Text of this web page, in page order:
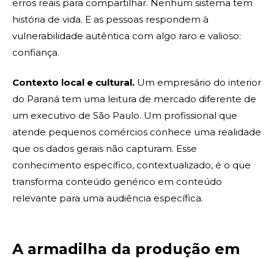
erros reais para compartilhar. Nenhum sistema tem
história de vida. E as pessoas respondem à
vulnerabilidade autêntica com algo raro e valioso:
confiança.
Contexto local e cultural. Um empresário do interior
do Paraná tem uma leitura de mercado diferente de
um executivo de São Paulo. Um profissional que
atende pequenos comércios conhece uma realidade
que os dados gerais não capturam. Esse
conhecimento específico, contextualizado, é o que
transforma conteúdo genérico em conteúdo
relevante para uma audiência específica.
A armadilha da produção em